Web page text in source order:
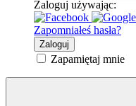
Zaloguj używając:
Zapomniałeś hasła?
Zaloguj
Zapamiętaj mnie